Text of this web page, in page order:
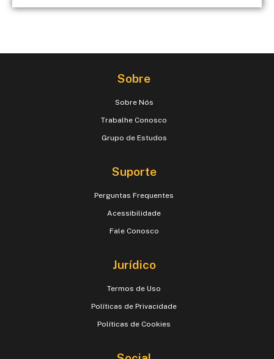
Sobre
Sobre Nós
Trabalhe Conosco
Grupo de Estudos
Suporte
Perguntas Frequentes
Acessibilidade
Fale Conosco
Jurídico
Termos de Uso
Políticas de Privacidade
Políticas de Cookies